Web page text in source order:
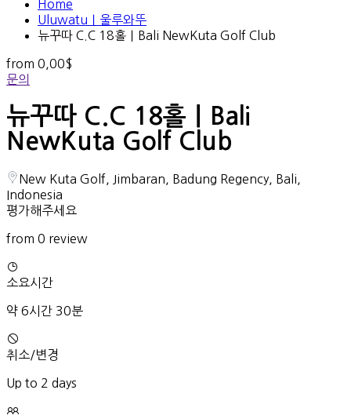
Home
Uluwatu｜울루와뚜
뉴꾸따 C.C 18홀｜Bali NewKuta Golf Club
from 0,00$
문의
뉴꾸따 C.C 18홀｜Bali
NewKuta Golf Club
New Kuta Golf, Jimbaran, Badung Regency, Bali,
Indonesia
평가해주세요
from 0 review
소요시간
약 6시간 30분
취소/변경
Up to 2 days